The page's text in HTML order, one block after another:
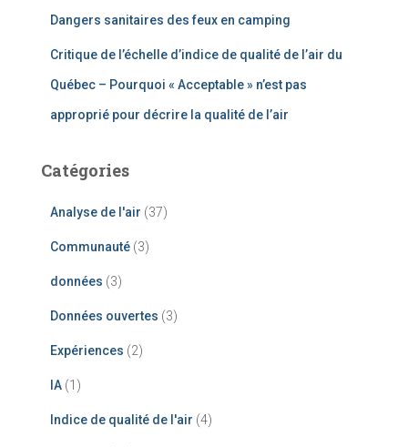
Dangers sanitaires des feux en camping
Critique de l’échelle d’indice de qualité de l’air du
Québec – Pourquoi « Acceptable » n’est pas
approprié pour décrire la qualité de l’air
Catégories
Analyse de l'air (37)
Communauté (3)
données (3)
Données ouvertes (3)
Expériences (2)
IA (1)
Indice de qualité de l'air (4)